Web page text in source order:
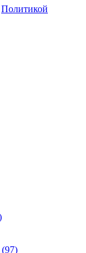
Политикой